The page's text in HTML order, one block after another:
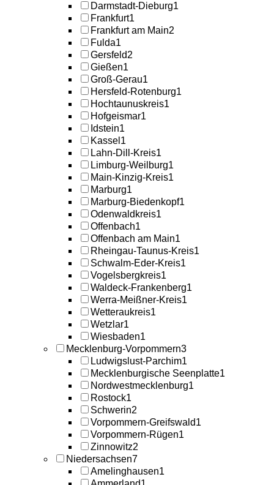
Darmstadt-Dieburg1
Frankfurt1
Frankfurt am Main2
Fulda1
Gersfeld2
Gießen1
Groß-Gerau1
Hersfeld-Rotenburg1
Hochtaunuskreis1
Hofgeismar1
Idstein1
Kassel 1
Lahn-Dill-Kreis1
Limburg-Weilburg1
Main-Kinzig-Kreis1
Marburg1
Marburg-Biedenkopf1
Odenwaldkreis1
Offenbach1
Offenbach am Main1
Rheingau-Taunus-Kreis1
Schwalm-Eder-Kreis1
Vogelsbergkreis1
Waldeck-Frankenberg1
Werra-Meißner-Kreis1
Wetteraukreis1
Wetzlar1
Wiesbaden1
Mecklenburg-Vorpommern3
Ludwigslust-Parchim1
Mecklenburgische Seenplatte1
Nordwestmecklenburg1
Rostock1
Schwerin2
Vorpommern-Greifswald1
Vorpommern-Rügen1
Zinnowitz2
Niedersachsen7
Amelinghausen1